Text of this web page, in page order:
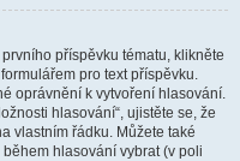
příspěvku tématu, klikněte
pro text příspěvku.
oprávnění k vytvoření hlasování.
hlasování“, ujistěte se, že
vlastním řádku. Můžete také
hlasování vybrat (v poli